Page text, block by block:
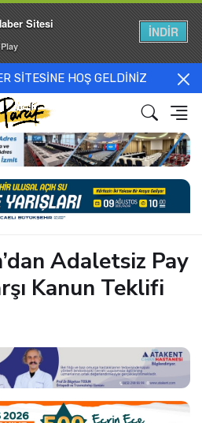
SİTESİNE HOŞ GELDİNİZ
Adaletsiz Pay
Kanun Teklifi
Sitesi
İNDİR